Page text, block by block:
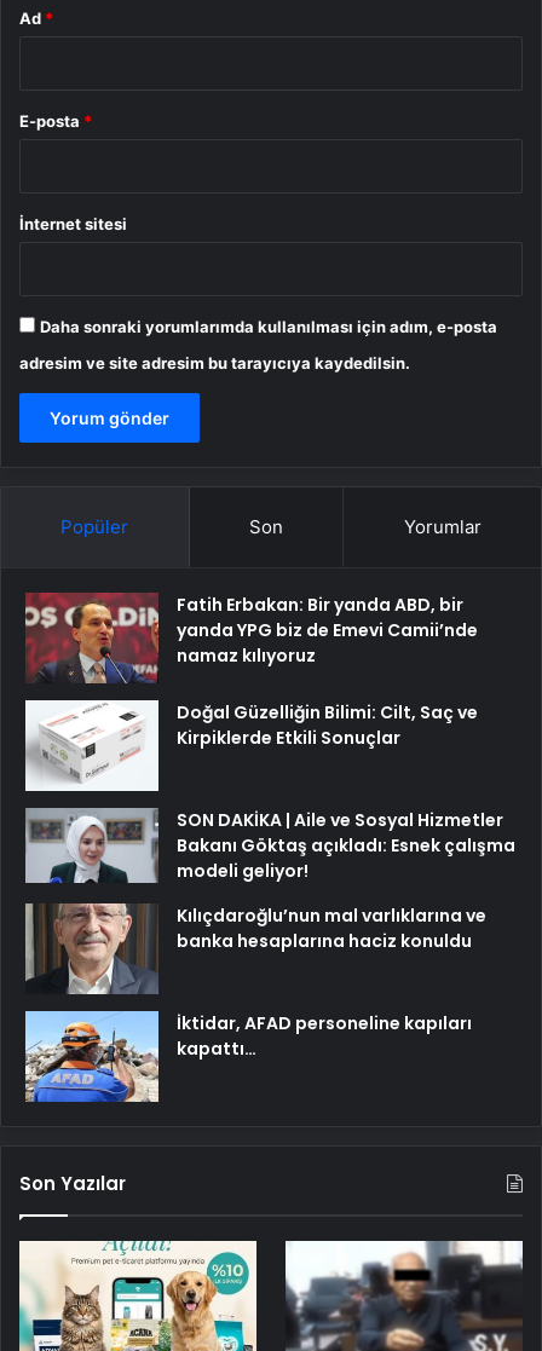
Ad *
E-posta *
İnternet sitesi
Daha sonraki yorumlarımda kullanılması için adım, e-posta
adresim ve site adresim bu tarayıcıya kaydedilsin.
Popüler Son Yorumlar
Fatih Erbakan: Bir yanda ABD, bir
yanda YPG biz de Emevi Camii’nde
namaz kılıyoruz
Doğal Güzelliğin Bilimi: Cilt, Saç ve
Kirpiklerde Etkili Sonuçlar
SON DAKİKA | Aile ve Sosyal Hizmetler
Bakanı Göktaş açıkladı: Esnek çalışma
modeli geliyor!
Kılıçdaroğlu’nun mal varlıklarına ve
banka hesaplarına haciz konuldu
İktidar, AFAD personeline kapıları
kapattı…
Son Yazılar